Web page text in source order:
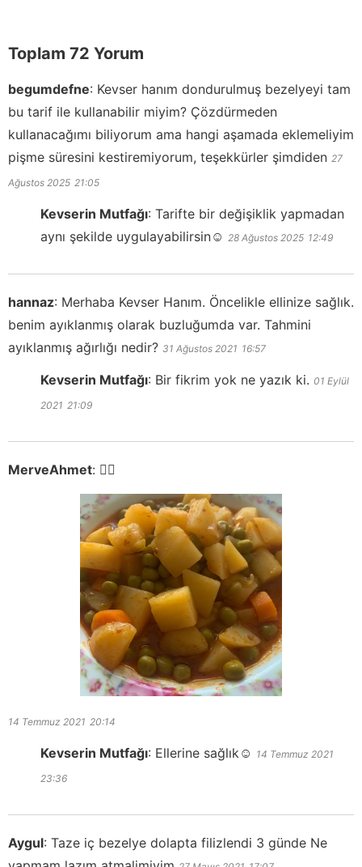
Toplam 72 Yorum
begumdefne: Kevser hanım dondurulmuş bezelyeyi tam
bu tarif ile kullanabilir miyim? Çözdürmeden
kullanacağımı biliyorum ama hangi aşamada eklemeliyim
pişme süresini kestiremiyorum, teşekkürler şimdiden 27
Ağustos 2025 21:05
Kevserin Mutfağı: Tarifte bir değişiklik yapmadan
aynı şekilde uygulayabilirsin☺️ 28 Ağustos 2025 12:49
hannaz: Merhaba Kevser Hanım. Öncelikle ellinize sağlık.
benim ayıklanmış olarak buzluğumda var. Tahmini
ayıklanmış ağırlığı nedir? 31 Ağustos 2021 16:57
Kevserin Mutfağı: Bir fikrim yok ne yazık ki. 01 Eylül
2021 21:09
MerveAhmet: 👍🏻
14 Temmuz 2021 20:14
Kevserin Mutfağı: Ellerine sağlık☺️ 14 Temmuz 2021
23:36
Aygul: Taze iç bezelye dolapta filizlendi 3 günde Ne